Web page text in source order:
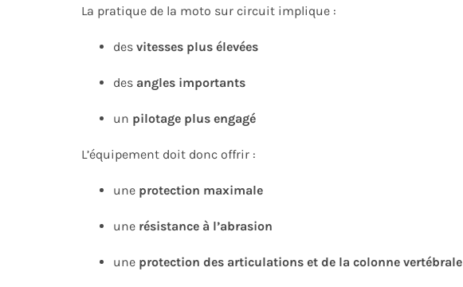
La pratique de la moto sur circuit implique :
des vitesses plus élevées
des angles importants
un pilotage plus engagé
L’équipement doit donc offrir :
une protection maximale
une résistance à l’abrasion
une protection des articulations et de la colonne vertébrale